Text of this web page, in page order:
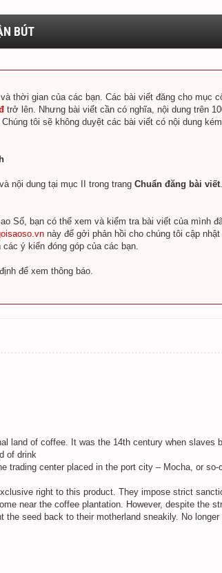
BÚT
thời gian của các bạn. Các bài viết đăng cho mục
trở lên. Nhưng bài viết cần có nghĩa, nội dung trên
tôi sẽ không duyệt các bài viết có nội dung
nội dung tại mục II trong trang Chuẩn đăng bài viết
Số, bạn có thể xem và kiểm tra bài viết của mình
này để gởi phản hồi cho chúng tôi cập
ý kiến đóng góp của các bạn.
để xem thông báo.
land of coffee. It was the 14th century when slaves
of drink
trading center placed in the port city – Mocha, or
right to this product. They impose strict
near the coffee plantation. However, despite the
seed back to their motherland sneakily. No